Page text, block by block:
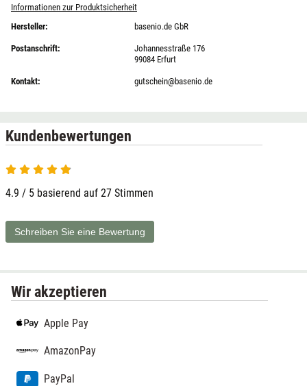
Informationen zur Produktsicherheit
Hersteller:
basenio.de GbR
Postanschrift:
Johannesstraße 176
99084 Erfurt
Kontakt: gutschein@basenio.de
Kundenbewertungen
4.9 von 5
4.9 / 5 basierend auf 27 Stimmen
Schreiben Sie eine Bewertung
Wir akzeptieren
Apple Pay
AmazonPay
PayPal